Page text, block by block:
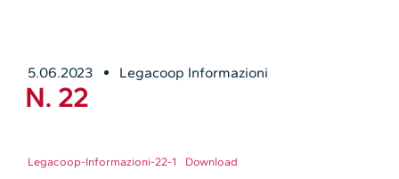
5.06.2023 Legacoop Informazioni
N. 22
Legacoop-Informazioni-22-1 Download